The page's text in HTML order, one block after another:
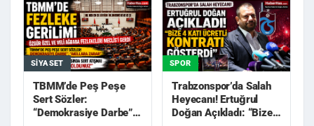
SIYASET
TBMM’de Peş Peşe
Sert Sözler:
“Demokrasiye Darbe”,
SPOR
Trabzonspor’da Salah
Heyecanı! Ertuğrul
Doğan Açıkladı: “Bize